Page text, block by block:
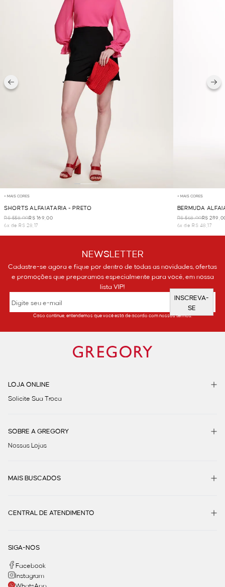
+ MAIS CORES
SHORTS ALFAIATARIA - PRETO
R$ 558,00R$ 169,00
6x de R$ 28,17
+ MAIS CORES
BERMUDA
R$ 568,00R$
6x de R$ 48,17
NEWSLETTER
Cadastre-se agora e fique por dentro de todas as novidades, ofertas
e promoções que preparamos especialmente para você, em nossa
lista VIP!
INSCREVA-
SE
Caso continue, entendemos que você está de acordo com nossos termos.
LOJA ONLINE
Solicite Sua Troca
SOBRE A GREGORY
Nossas Lojas
MAIS BUSCADOS
CENTRAL DE ATENDIMENTO
SIGA-NOS
Facebook
Instagram